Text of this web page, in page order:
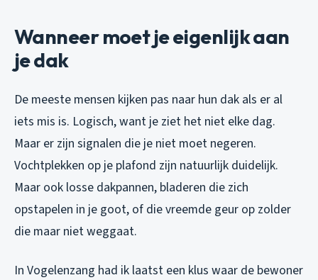
Wanneer moet je eigenlijk aan
je dak
De meeste mensen kijken pas naar hun dak als er al
iets mis is. Logisch, want je ziet het niet elke dag.
Maar er zijn signalen die je niet moet negeren.
Vochtplekken op je plafond zijn natuurlijk duidelijk.
Maar ook losse dakpannen, bladeren die zich
opstapelen in je goot, of die vreemde geur op zolder
die maar niet weggaat.
In Vogelenzang had ik laatst een klus waar de bewoner